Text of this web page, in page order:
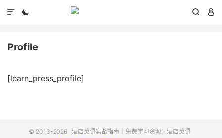
  

Profile
[learn_press_profile]
© 2013-2026 酒店英语实战指南｜免费学习资源 - 酒店英语